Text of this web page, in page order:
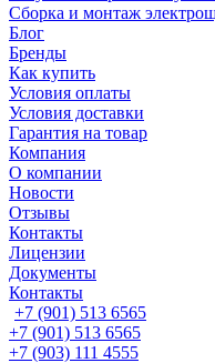
Сборка и монтаж
Блог
Бренды
Как купить
Условия оплаты
Условия доставки
Гарантия на товар
Компания
О компании
Новости
Отзывы
Контакты
Лицензии
Документы
Контакты
+7 (901) 513 6565
+7 (901) 513 6565
+7 (903) 111 4555